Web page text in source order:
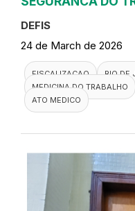
DEFIS
24 de March de 2026
FISCALIZACAO
RIO DE
MEDICINA DO TRABALHO
ATO MEDICO